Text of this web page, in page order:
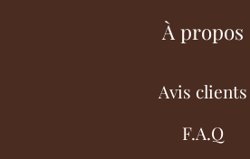
À propos
Avis clients
F.A.Q